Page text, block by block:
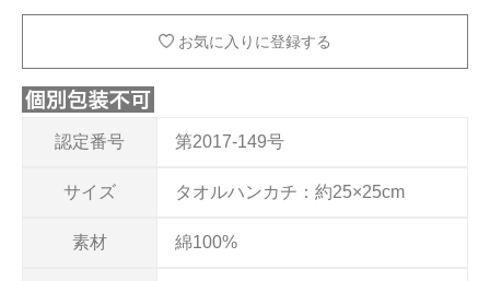
認定番号 第2017-149号
サイズ タオルハンカチ：約25×25cm
素材 綿100%
お気に入りに登録する